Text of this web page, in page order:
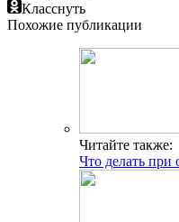
Класснуть
Похожие публикации
Читайте также:
Что делать при